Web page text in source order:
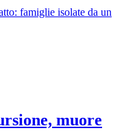
famiglie isolate da un
muore